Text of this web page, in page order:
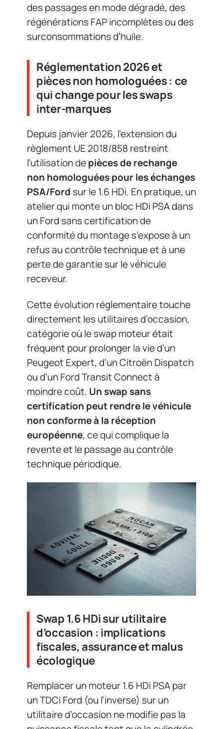
des passages en mode dégradé, des
régénérations FAP incomplètes ou des
surconsommations d’huile.
Réglementation 2026 et
pièces non homologuées : ce
qui change pour les swaps
inter-marques
Depuis janvier 2026, l’extension du
règlement UE 2018/858 restreint
l’utilisation depièces de rechange
non homologuées pour les échanges
PSA/Ford sur le 1.6 HDi. En pratique, un
atelier qui monte un bloc HDi PSA dans
un Ford sans certification de
conformité du montage s’expose à un
refus au contrôle technique et à une
perte de garantie sur le véhicule
receveur.
Cette évolution réglementaire touche
directement les utilitaires d’occasion,
catégorie où le swap moteur était
fréquent pour prolonger la vie d’un
Peugeot Expert, d’un Citroën Dispatch
ou d’un Ford Transit Connect à
moindre coût. Un swap sans
certification peut rendre le véhicule
non conforme à la réception
européenne, ce qui complique la
revente et le passage au contrôle
technique périodique.
Swap 1.6 HDi sur utilitaire
d’occasion : implications
fiscales, assurance et malus
écologique
Remplacer un moteur 1.6 HDi PSA par
un TDCi Ford (ou l’inverse) sur un
utilitaire d’occasion ne modifie pas la